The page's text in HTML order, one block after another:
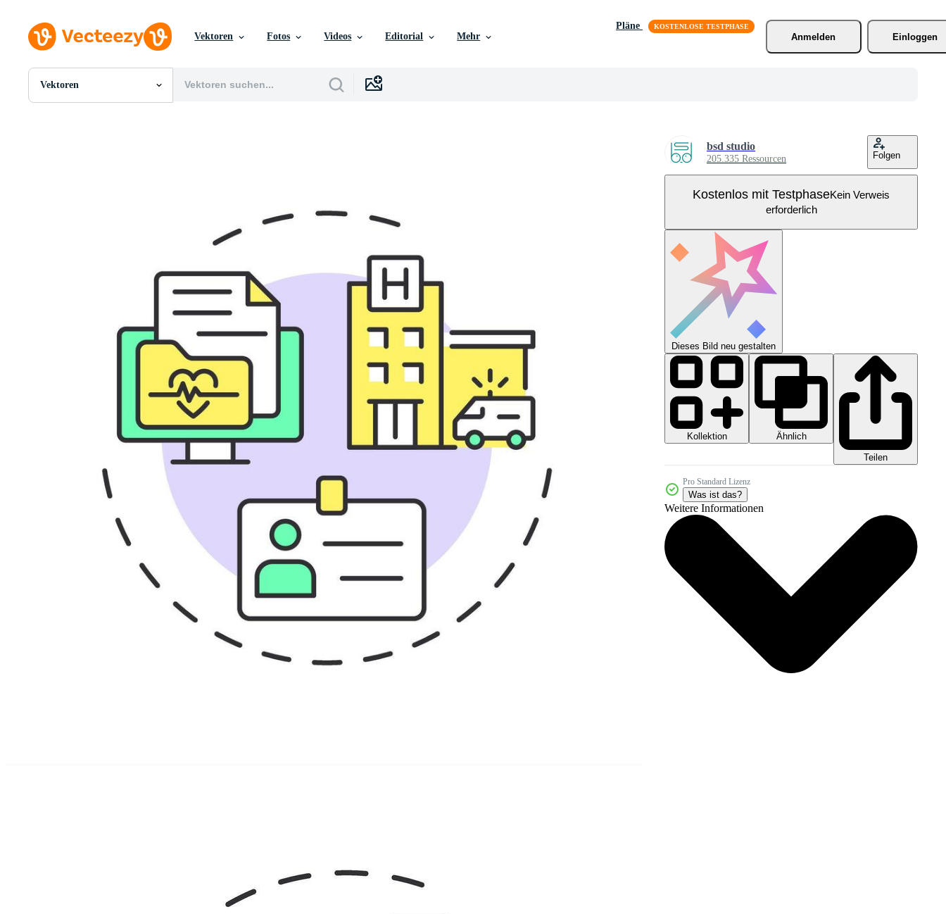
Vektoren Fotos Videos Editorial Mehr
Pläne
Anmelden
Einloggen
Vektoren
Alle Bilder
bsd studio
205.335 Ressourcen Folgen
Kostenlos mit TestphaseKein Verweis
erforderlich
Dieses Bild neu gestalten
Kollektion
Ähnlich
Teilen
Pro Standard Lizenz
Was ist das?
Weitere Informationen